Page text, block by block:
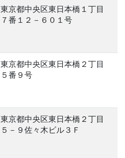
東京都中央区東日本橋１丁目
７番１２－６０１号
東京都中央区東日本橋２丁目
５番９号
東京都中央区東日本橋２丁目
５－９佐々木ビル３Ｆ